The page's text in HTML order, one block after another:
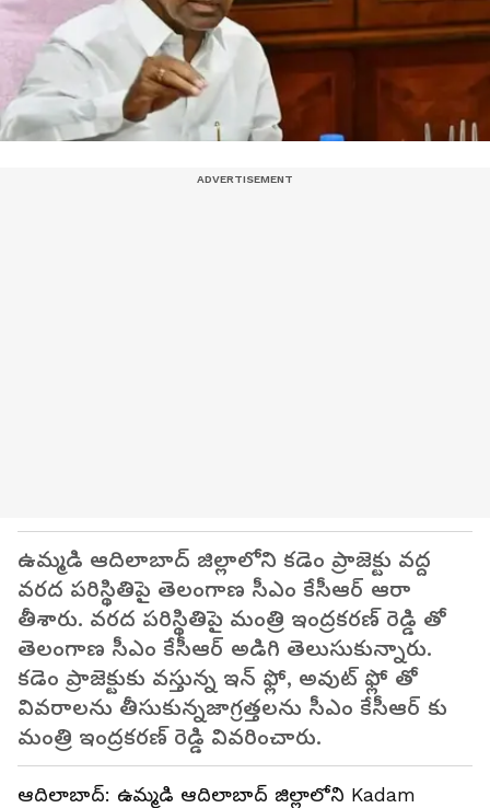
ఉమ్మడి ఆదిలాబాద్ జిల్లాలోని కడెం ప్రాజెక్టు వద్ద
వరద పరిస్థితిపై తెలంగాణ సీఎం కేసీఆర్ ఆరా
తీశారు. వరద పరిస్థితిపై మంత్రి ఇంద్రకరణ్ రెడ్డి తో
తెలంగాణ సీఎం కేసీఆర్ అడిగి తెలుసుకున్నారు.
కడెం ప్రాజెక్టుకు వస్తున్న ఇన్ ఫ్లో, అవుట్ ఫ్లో తో
వివరాలను తీసుకున్నజాగ్రత్తలను సీఎం కేసీఆర్ కు
మంత్రి ఇంద్రకరణ్ రెడ్డి వివరించారు.
ఆదిలాబాద్: ఉమ్మడి ఆదిలాబాద్ జిల్లాలోని Kadam